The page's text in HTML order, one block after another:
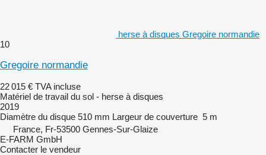
herse à disques Gregoire normandie
10
Gregoire normandie
22 015 € TVA incluse
Matériel de travail du sol - herse à disques
2019
Diamètre du disque 510 mm Largeur de couverture 5 m
France, Fr-53500 Gennes-Sur-Glaize
E-FARM GmbH
Contacter le vendeur